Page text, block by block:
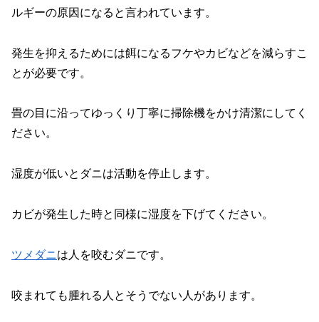
ルギーの原因になると言われています。
発生を抑えるためには餌になるフケやカビなどを減らすこ
とが必要です。
畳の目に沿ってゆっくり丁寧に掃除機をかけ清潔にしてく
ださい。
湿度が低いとダニは活動を停止します。
カビが発生した時と同様に湿度を下げてください。
ツメダニは人を咬むダニです。
咬まれても腫れる人とそうでない人があります。